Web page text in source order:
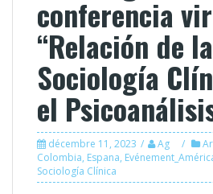
conferencia
“Relación de la
Sociología
el
décembre 11, 2023 Ag
Colombia, Espana,
Sociología Clínica